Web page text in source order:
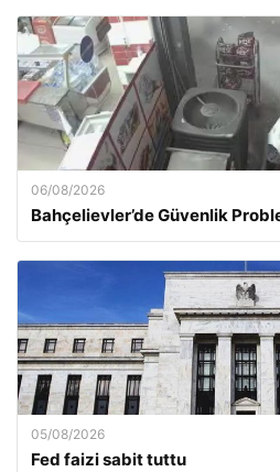
06/08/2026
Bahçelievler’de Güvenlik
05/08/2026
Fed faizi sabit tuttu